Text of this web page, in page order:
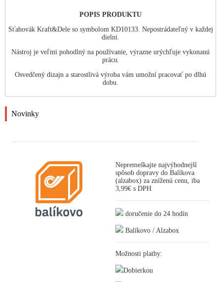
POPIS PRODUKTU
Sťahovák Kraft&Dele so symbolom KD10133. Nepostrádateľný v každej
dielni.
Nástroj je veľmi pohodlný na používanie, výrazne urýchľuje vykonanú
prácu.
Osvedčený dizajn a starostlivá výroba vám umožní pracovať po dlhú
dobu.
Novinky
Nepremeškajte najvýhodnejší
spôsob dopravy do Balíkova
(alzabox) za zníženú cenu, iba
3,99€ s DPH
doručenie do 24 hodín
Balíkovo / Alzabox
Možnosti platby:
Dobierkou